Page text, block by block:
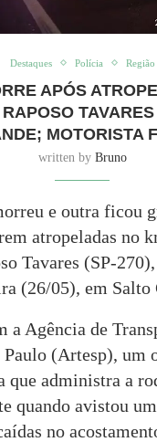
Destaques Polícia Região
APÓS
MOTORISTA
written by Bruno
e outra ficou
atropeladas no
Tavares (SP-
(26/05), em Salto
a Agência de
Paulo (Artesp), um
que administra a
quando avistou
no